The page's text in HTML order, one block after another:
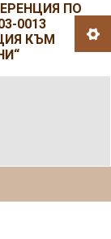
ПО
0013
КЪМ